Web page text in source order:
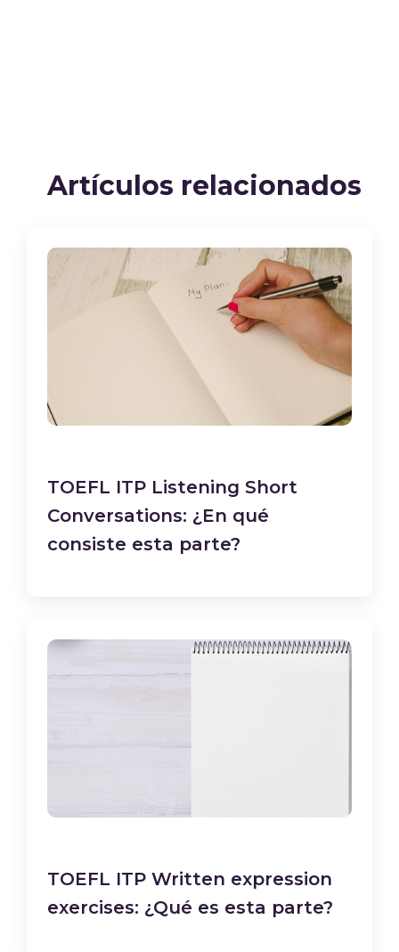
Artículos relacionados
TOEFL ITP Listening Short
Conversations: ¿En qué
consiste esta parte?
TOEFL ITP Written expression
exercises: ¿Qué es esta parte?